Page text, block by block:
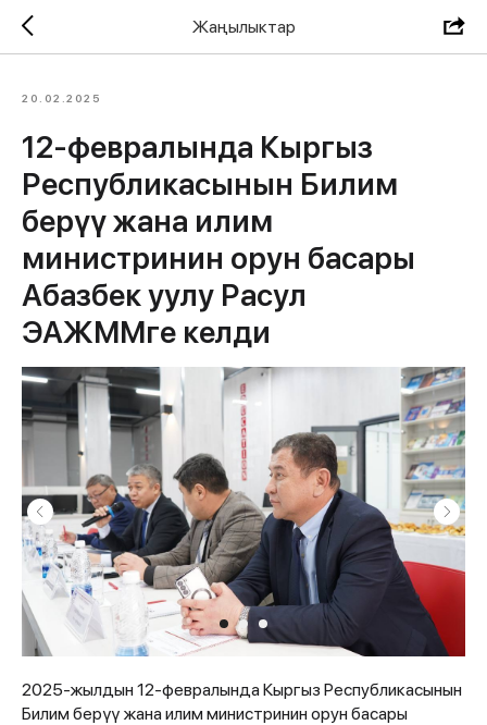
Жаңылыктар
20.02.2025
12-февралында Кыргыз
Республикасынын Билим
берүү жана илим
министринин орун басары
Абазбек уулу Расул
ЭАЖММге келди
2025-жылдын 12-февралында Кыргыз Республикасынын
Билим берүү жана илим министринин орун басары